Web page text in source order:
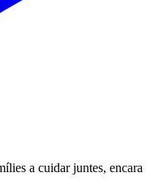
a cuidar juntes, encara